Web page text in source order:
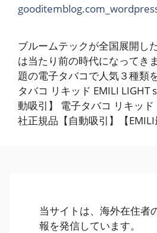
ブルームテックが全国展開し
は当たり前の時代になってき
題の電子タバコで人気３種類
タバコ リキッド EMILI LIGHT
動吸引】 電子タバコ リキッド
社正規品【自動吸引】【EMILI
当サイトは、海外在住者
報を発信しています。